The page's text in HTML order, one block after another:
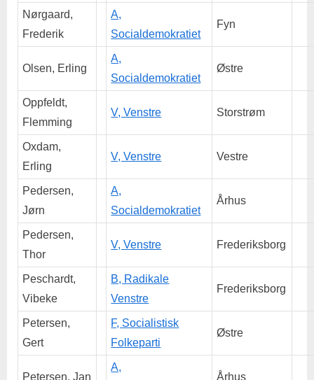
Nørgaard,
Frederik
A,
Socialdemokratiet
Fyn
Olsen, Erling
A,
Socialdemokratiet
Østre
Oppfeldt,
Flemming
V, Venstre Storstrøm
Oxdam,
Erling
V, Venstre Vestre
Pedersen,
Jørn
A,
Socialdemokratiet
Århus
Pedersen,
Thor
V, Venstre Frederiksborg
Peschardt,
Vibeke
B, Radikale
Venstre
Frederiksborg
Petersen,
Gert
F, Socialistisk
Folkeparti
Østre
Petersen, Jan
A,
Århus